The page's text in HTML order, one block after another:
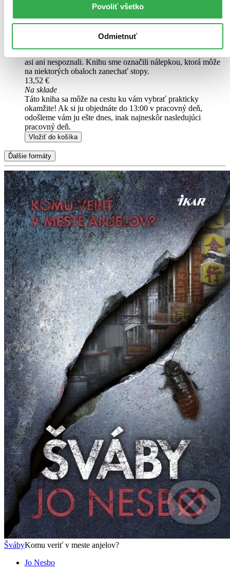
Povoliť všetko
Odmietnuť
Čítaná
asi ani nespoznali. Knihu sme označili nálepkou, ktorá môže
na niektorých obaloch zanechať stopy.
13,52 €
Na sklade
Táto kniha sa môže na cestu ku vám vybrať prakticky
okamžite! Ak si ju objednáte do 13:00 v pracovný deň,
odošleme vám ju ešte dnes, inak najneskôr nasledujúci
pracovný deň.
Vložiť do košíka
Ďalšie formáty
ŠvábyKomu veriť v meste anjelov?
Jo Nesbo